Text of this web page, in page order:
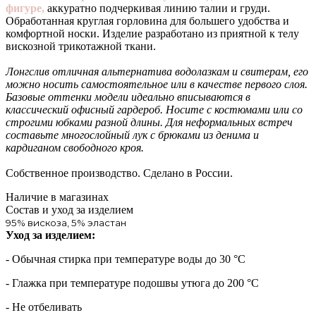
фигуре, аккуратно подчеркивая линию талии и груди.
Обработанная круглая горловина для большего удобства и
комфортной носки. Изделие разработано из приятной к телу
вискозной трикотажной ткани.
Лонгслив отличная альтернатива водолазкам и свитерам, его
можно носить самостоятельное или в качестве первого слоя.
Базовые оттенки модели идеально вписываются в
классический офисный гардероб. Носите с костюмами или со
строгими юбками разной длины. Для неформальных встреч
составьте многослойный лук с брюками из денима и
кардиганом свободного кроя.
Собственное производство. Сделано в России.
Наличие в магазинах
Состав и уход за изделием
95% вискоза, 5% эластан
Уход за изделием:
- Обычная стирка при температуре воды до 30 °C
- Глажка при температуре подошвы утюга до 200 °C
- Не отбеливать